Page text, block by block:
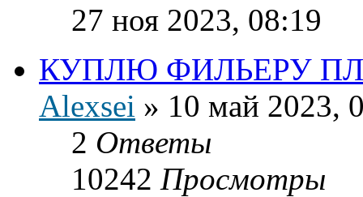
27 ноя 2023, 08:19
КУПЛЮ ФИЛЬЕРУ
Alexsei » 10 май 2023,
2 Ответы
10242 Просмотры